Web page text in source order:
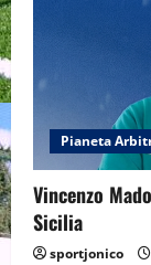
Pianeta
Vincenzo
Sicilia
sportjonico